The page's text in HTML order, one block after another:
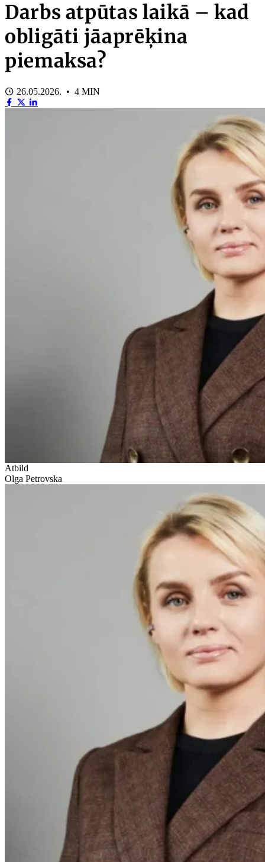
Darbs atpūtas laikā – kad
obligāti jāaprēķina
piemaksa?
26.05.2026. • 4 MIN
Atbild
Olga Petrovska